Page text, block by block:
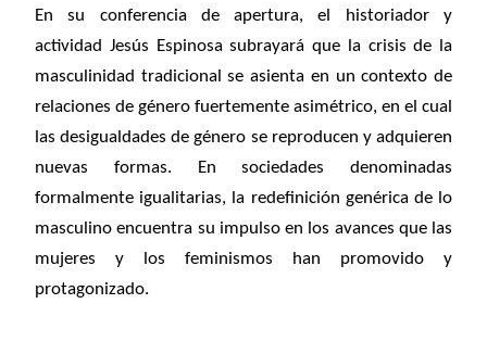
En su conferencia de apertura, el historiador y
actividad Jesús Espinosa subrayará que la crisis de la
masculinidad tradicional se asienta en un contexto de
relaciones de género fuertemente asimétrico, en el cual
las desigualdades de género se reproducen y adquieren
nuevas formas. En sociedades denominadas
formalmente igualitarias, la redefinición genérica de lo
masculino encuentra su impulso en los avances que las
mujeres y los feminismos han promovido y
protagonizado.